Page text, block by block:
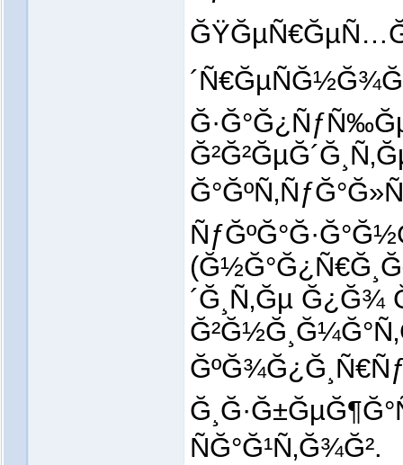
´Ğ¸Ñ‚Ğµ
ÑĞ°Ğ¹Ñ‚Ğ¾Ğ².